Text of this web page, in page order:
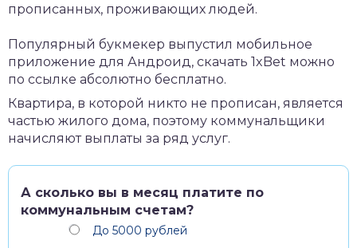
прописанных, проживающих людей.
Популярный букмекер выпустил мобильное
приложение для Андроид, скачать 1xBet можно
по ссылке абсолютно бесплатно.
Квартира, в которой никто не прописан, является
частью жилого дома, поэтому коммунальщики
начисляют выплаты за ряд услуг.
А сколько вы в месяц платите по
коммунальным счетам?
До 5000 рублей